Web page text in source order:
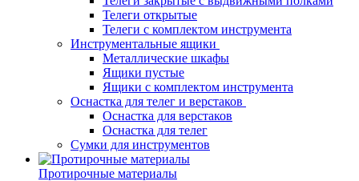
Телеги открытые
Телеги с комплектом инструмента
Инструментальные ящики
Металлические шкафы
Ящики пустые
Ящики с комплектом инструмента
Оснастка для телег и верстаков
Оснастка для верстаков
Оснастка для телег
Сумки для инструментов
Протирочные материалы